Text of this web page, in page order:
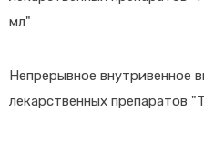
мл"
Непрерывное внутривенное
лекарственных препаратов